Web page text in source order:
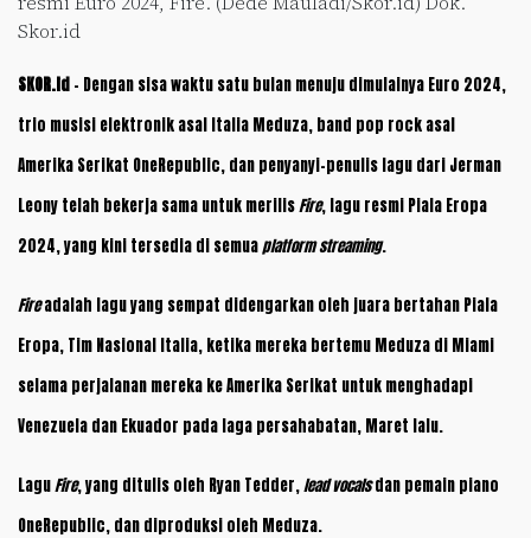
Skor.id
SKOR.id – Dengan sisa waktu satu bulan menuju dimulainya Euro 2024,
trio musisi elektronik asal Italia Meduza, band pop rock asal
Amerika Serikat OneRepublic, dan penyanyi-penulis lagu dari Jerman
Leony telah bekerja sama untuk merilisFire, lagu resmi Piala Eropa
2024, yang kini tersedia di semuaplatform streaming.
Fireadalah lagu yang sempat didengarkan oleh juara bertahan Piala
Eropa, Tim Nasional Italia, ketika mereka bertemu Meduza di Miami
selama perjalanan mereka ke Amerika Serikat untuk menghadapi
Venezuela dan Ekuador pada laga persahabatan, Maret lalu.
LaguFire, yang ditulis oleh Ryan Tedder,lead vocalsdan pemain piano
OneRepublic, dan diproduksi oleh Meduza.